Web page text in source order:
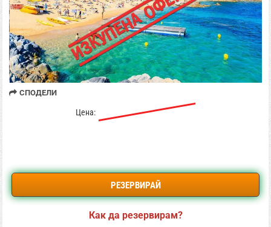
СПОДЕЛИ
Цена:
595 € / 1,163.72 лв
РЕЗЕРВИРАЙ
Как да резервирам?